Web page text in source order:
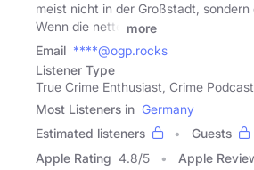
meist nicht in der Großstadt, sondern
Wenn die nette
more
Email ****@ogp.rocks
Listener Type
True Crime Enthusiast, Crime
Most Listeners in Germany
Estimated listeners
Guests
Apple Rating 4.8/5 Apple